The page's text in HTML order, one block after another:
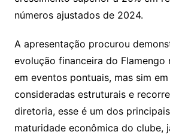
números ajustados de 2024.
A apresentação procurou
evolução financeira do Flamengo
em eventos pontuais, mas sim
consideradas estruturais e
diretoria, esse é um dos
maturidade econômica do clube,